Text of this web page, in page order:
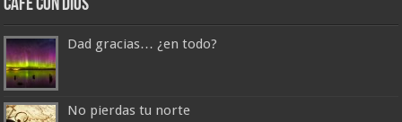
Café con Dios
Dad gracias… ¿en todo?
No pierdas tu norte